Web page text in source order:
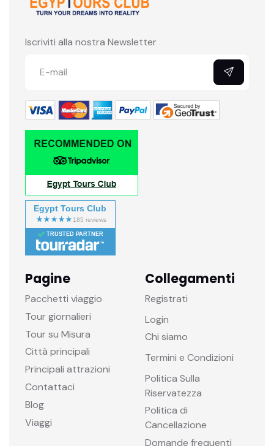
Iscriviti alla nostra Newsletter
Egypt Tours Club
TRUSTED PARTNER
Pagine
Pacchetti viaggio
Tour giornalieri
Tour su Misura
Città principali
Principali attrazioni
Contattaci
Blog
Viaggi
Collegamenti
Registrati
Login
Chi siamo
Termini e Condizioni
Politica Sulla
Riservatezza
Politica di
Cancellazione
Domande frequenti